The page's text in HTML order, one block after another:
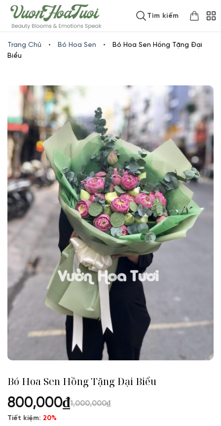
www.vuonhoatuoi.vnSkip
to
content
Tìm kiếm
Trang Chủ • Bó Hoa Sen •
Bó Hoa Sen Hồng Tặng Đại
Biểu
Bó Hoa Sen Hồng Tặng Đại Biểu
800,000₫1,000,000₫
Tiết kiệm: 20%